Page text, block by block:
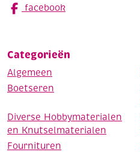
facebook
Categorieën
Algemeen
Boetseren
Diverse Hobbymaterialen
en Knutselmaterialen
Fournituren